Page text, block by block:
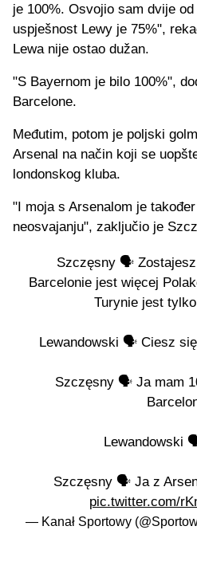
je 100%. Osvojio sam dvije
uspješnost Lewy je 75%",
Lewa nije ostao dužan.
"S Bayernom je bilo 100%",
Barcelone.
Međutim, potom je poljski
Arsenal na način koji se
londonskog kluba.
"I moja s Arsenalom je
neosvajanju", zaključio je
Szczęsny 🗣️
Barcelonie jest więcej
Turynie jest
Lewandowski 🗣️ Ciesz
Szczęsny 🗣️ Ja mam
Lewandowski
Szczęsny 🗣️ Ja z
pic.twitter.com/
— Kanał Sportowy